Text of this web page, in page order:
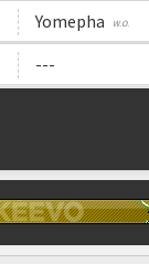
Yomepha
---